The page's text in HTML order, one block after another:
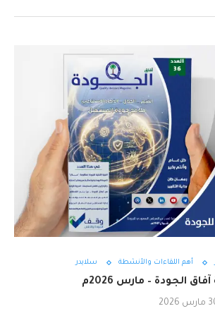
أهم اللقاءات والأنشطة سلايدر
2026